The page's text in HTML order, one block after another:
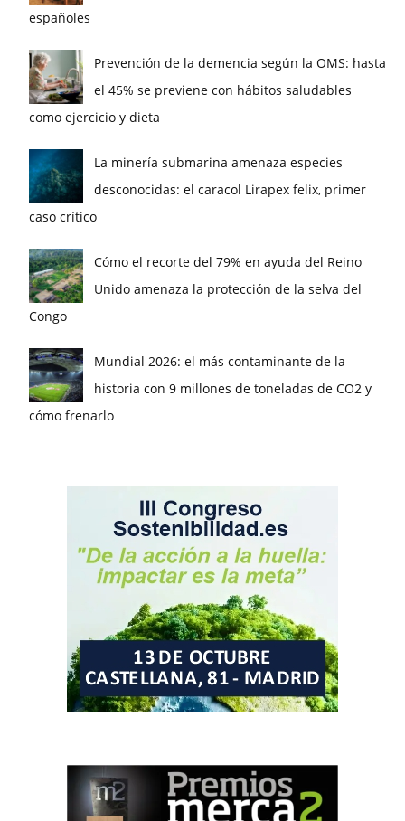
españoles
Prevención de la demencia según la OMS: hasta
el 45% se previene con hábitos saludables
como ejercicio y dieta
La minería submarina amenaza especies
desconocidas: el caracol Lirapex felix, primer
caso crítico
Cómo el recorte del 79% en ayuda del Reino
Unido amenaza la protección de la selva del
Congo
Mundial 2026: el más contaminante de la
historia con 9 millones de toneladas de CO2 y
cómo frenarlo